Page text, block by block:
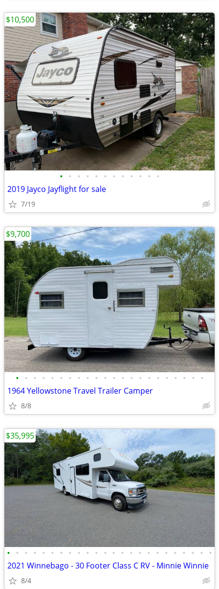
• • • • • • • • • • • •
2019 Jayco Jayflight for sale
7/19
$10,500
• • • • • • • • • • • • • • • • • • • • • •
1964 Yellowstone Travel Trailer Camper
8/8
$9,700
• • • • • • • • • • • • • • • • • • • • • • • •
2021 Winnebago - 30 Footer Class C RV - Minnie Winnie
8/4
$35,995